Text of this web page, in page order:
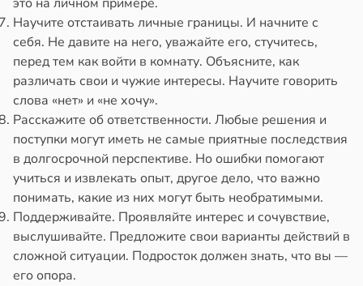
Научите отстаивать личные границы. И начните с
себя. Не давите на него, уважайте его, стучитесь,
перед тем как войти в комнату. Объясните, как
различать свои и чужие интересы. Научите говорить
слова «нет» и «не хочу».
Расскажите об ответственности. Любые решения и
поступки могут иметь не самые приятные последствия
в долгосрочной перспективе. Но ошибки помогают
учиться и извлекать опыт, другое дело, что важно
понимать, какие из них могут быть необратимыми.
Поддерживайте. Проявляйте интерес и сочувствие,
выслушивайте. Предложите свои варианты действий в
сложной ситуации. Подросток должен знать, что вы —
его опора.